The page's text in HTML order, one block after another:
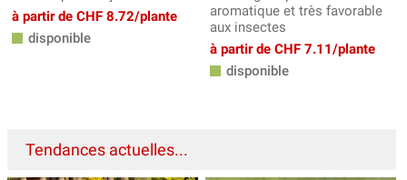
à partir de CHF 8.72/plante
disponible
aromatique et très favorable
aux insectes
à partir de CHF 7.11/plante
disponible
Tendances actuelles...